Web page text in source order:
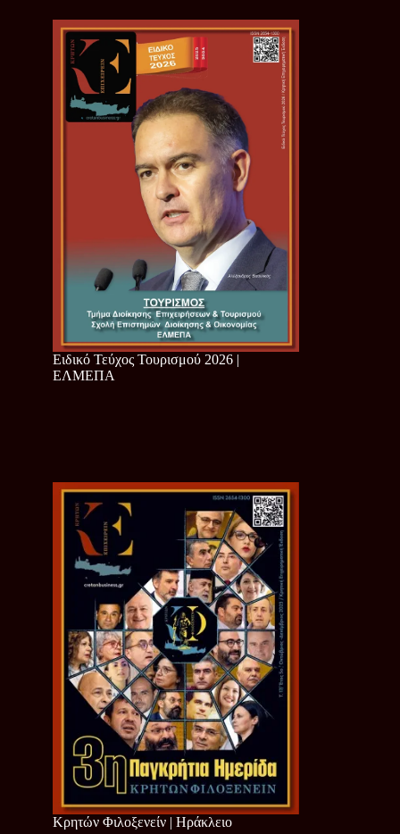
Ειδικό Τεύχος Τουρισμού 2026 |
ΕΛΜΕΠΑ
Κρητών Φιλοξενείν | Ηράκλειο